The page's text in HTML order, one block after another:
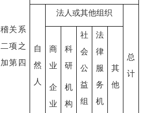
关系
项之
第四
自
然
人
法人或其他组织
总
计
商
业
企
业
科
研
机
构
社
会
公
益
组
法
律
服
务
机
其
他